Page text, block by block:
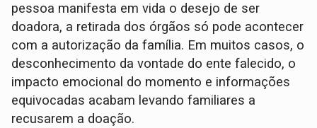
pessoa manifesta em vida o desejo de ser
doadora, a retirada dos órgãos só pode acontecer
com a autorização da família. Em muitos casos, o
desconhecimento da vontade do ente falecido, o
impacto emocional do momento e informações
equivocadas acabam levando familiares a
recusarem a doação.